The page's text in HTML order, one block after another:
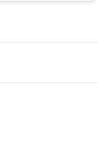
hoch über